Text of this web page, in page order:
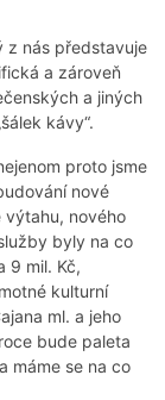
z nás představuje
a zároveň
a jiných
kávy“.
proto jsme
nové
nového
byly na co
9 mil. Kč,
kulturní
ml. a jeho
bude paleta
máme se na co